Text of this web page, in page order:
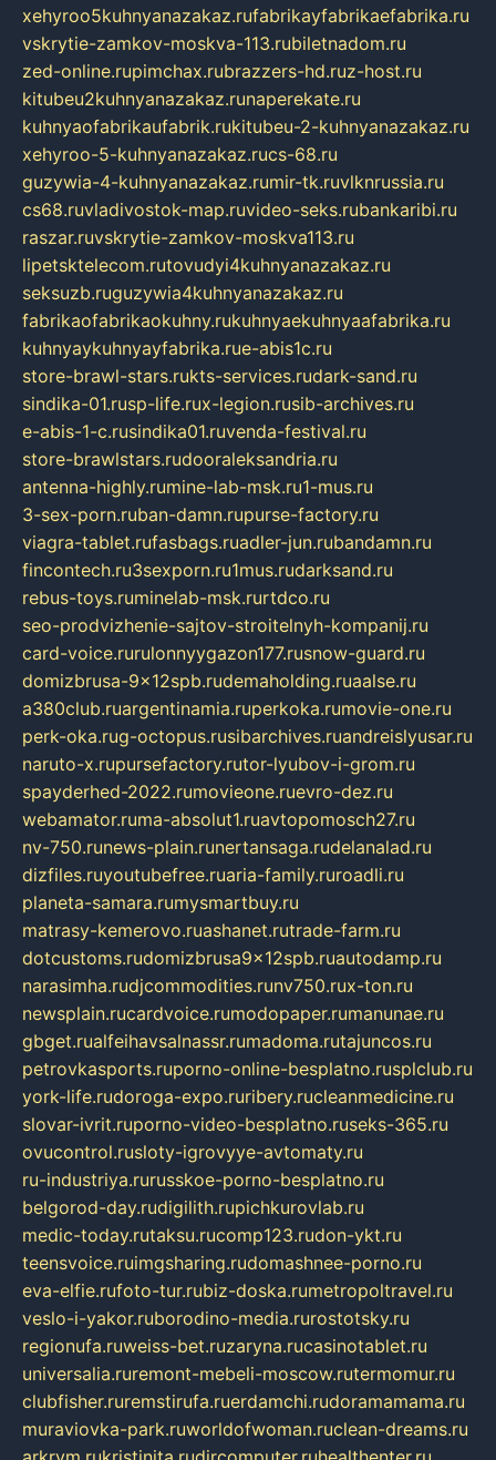
xehyroo5kuhnyanazakaz.rufabrikayfabrikaefabrika.ru
vskrytie-zamkov-moskva-113.rubiletnadom.ru
zed-online.rupimchax.rubrazzers-hd.ruz-host.ru
kitubeu2kuhnyanazakaz.runaperekate.ru
kuhnyaofabrikaufabrik.rukitubeu-2-kuhnyanazakaz.ru
xehyroo-5-kuhnyanazakaz.rucs-68.ru
guzywia-4-kuhnyanazakaz.rumir-tk.ruvlknrussia.ru
cs68.ruvladivostok-map.ruvideo-seks.rubankaribi.ru
raszar.ruvskrytie-zamkov-moskva113.ru
lipetsktelecom.rutovudyi4kuhnyanazakaz.ru
seksuzb.ruguzywia4kuhnyanazakaz.ru
fabrikaofabrikaokuhny.rukuhnyaekuhnyaafabrika.ru
kuhnyaykuhnyayfabrika.rue-abis1c.ru
store-brawl-stars.rukts-services.rudark-sand.ru
sindika-01.rusp-life.rux-legion.rusib-archives.ru
e-abis-1-c.rusindika01.ruvenda-festival.ru
store-brawlstars.rudooraleksandria.ru
antenna-highly.rumine-lab-msk.ru1-mus.ru
3-sex-porn.ruban-damn.rupurse-factory.ru
viagra-tablet.rufasbags.ruadler-jun.rubandamn.ru
fincontech.ru3sexporn.ru1mus.rudarksand.ru
rebus-toys.ruminelab-msk.rurtdco.ru
seo-prodvizhenie-sajtov-stroitelnyh-kompanij.ru
card-voice.rurulonnyygazon177.rusnow-guard.ru
domizbrusa-9x12spb.rudemaholding.ruaalse.ru
a380club.ruargentinamia.ruperkoka.rumovie-one.ru
perk-oka.rug-octopus.rusibarchives.ruandreislyusar.ru
naruto-x.rupursefactory.rutor-lyubov-i-grom.ru
spayderhed-2022.rumovieone.ruevro-dez.ru
webamator.ruma-absolut1.ruavtopomosch27.ru
nv-750.runews-plain.runertansaga.rudelanalad.ru
dizfiles.ruyoutubefree.ruaria-family.ruroadli.ru
planeta-samara.rumysmartbuy.ru
matrasy-kemerovo.ruashanet.rutrade-farm.ru
dotcustoms.rudomizbrusa9x12spb.ruautodamp.ru
narasimha.rudjcommodities.runv750.rux-ton.ru
newsplain.rucardvoice.rumodopaper.rumanunae.ru
gbget.rualfeihavsalnassr.rumadoma.rutajuncos.ru
petrovkasports.ruporno-online-besplatno.rusplclub.ru
york-life.rudoroga-expo.ruribery.rucleanmedicine.ru
slovar-ivrit.ruporno-video-besplatno.ruseks-365.ru
ovucontrol.rusloty-igrovyye-avtomaty.ru
ru-industriya.rurusskoe-porno-besplatno.ru
belgorod-day.rudigilith.rupichkurovlab.ru
medic-today.rutaksu.rucomp123.rudon-ykt.ru
teensvoice.ruimgsharing.rudomashnee-porno.ru
eva-elfie.rufoto-tur.rubiz-doska.rumetropoltravel.ru
veslo-i-yakor.ruborodino-media.rurostotsky.ru
regionufa.ruweiss-bet.ruzaryna.rucasinotablet.ru
universalia.ruremont-mebeli-moscow.rutermomur.ru
clubfisher.ruremstirufa.ruerdamchi.rudoramamama.ru
muraviovka-park.ruworldofwoman.ruclean-dreams.ru